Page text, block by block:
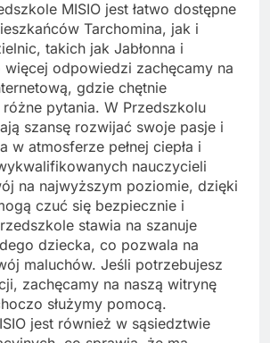
MISIO jest łatwo dostępne
Tarchomina, jak i
takich jak Jabłonna i
więcej odpowiedzi zachęcamy na
gdzie chętnie
pytania. W Przedszkolu
szansę rozwijać swoje pasje i
w atmosferze pełnej ciepła i
nauczycieli
na najwyższym poziomie, dzięki
czuć się bezpiecznie i
stawia na szanuje
dziecka, co pozwala na
maluchów. Jeśli potrzebujesz
zachęcamy na naszą witrynę
służymy pomocą.
jest również w sąsiedztwie